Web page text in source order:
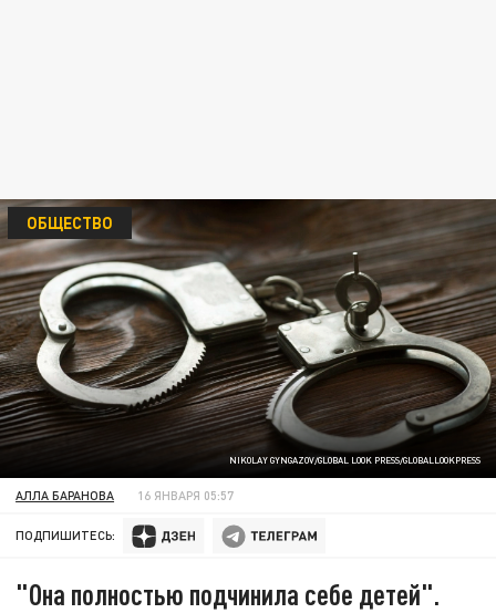
NIKOLAY GYNGAZOV/GLOBAL LOOK PRESS/GLOBALLOOKPRESS
ОБЩЕСТВО
АЛЛА БАРАНОВА 16 ЯНВАРЯ 05:57
ПОДПИШИТЕСЬ:
"Она полностью подчинила себе детей".